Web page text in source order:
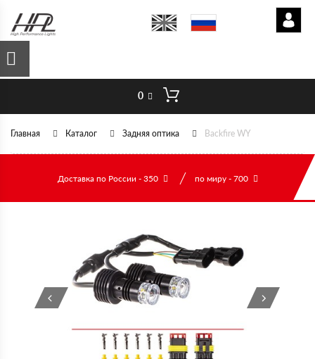
0
Главная Каталог Задняя оптика Backfire WY
Доставка по России - 350 по миру - 700